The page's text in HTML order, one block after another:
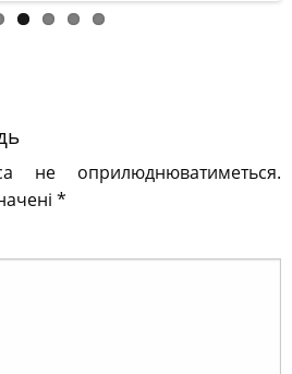
не оприлюднюватиметься.
*